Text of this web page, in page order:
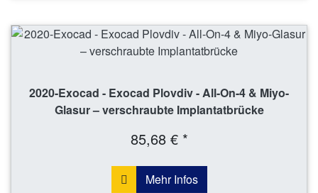
2020-Exocad - Exocad Plovdiv - All-On-4 & Miyo-
Glasur – verschraubte Implantatbrücke
85,68 € *
Mehr Infos